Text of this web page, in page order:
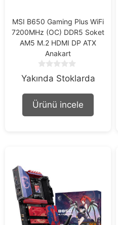
MSI B650 Gaming Plus WiFi
7200MHz (OC) DDR5 Soket
AM5 M.2 HDMI DP ATX
Anakart
o
o
f
Yakında Stoklarda
Ürünü incele